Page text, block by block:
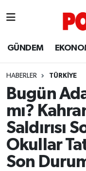
GÜNDEM
HABERLER TÜRKİYE
Bugün
mı?
Saldırısı
Okullar
Son
Ayvalık
Balya
Bandırma
Bigadiç
BİYOGRAFİLER
Balıkesir Hava
Balıkesir
Balıkesir
Süper Lig
Tüm Manşetler